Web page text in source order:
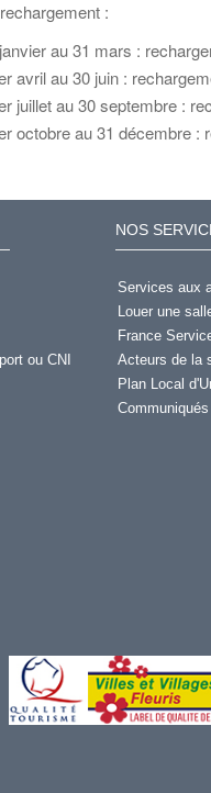
:
au 31 mars :
avril au 30 juin :
juillet au 30 septembre :
octobre au 31 décembre :
ou CNI
NOS
Services aux
Louer une
France
Acteurs de la
Plan Local